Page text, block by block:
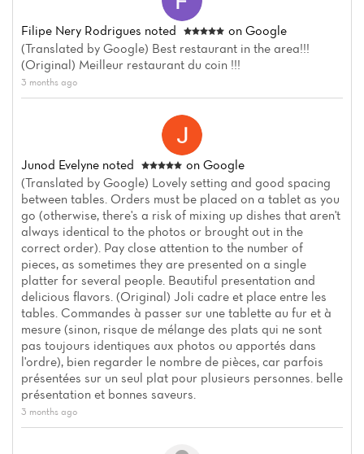
Filipe Nery Rodrigues noted
on Google
(Translated by Google) Best restaurant in the area!!!
(Original) Meilleur restaurant du coin !!!
3 months ago
Junod Evelyne noted
on Google
(Translated by Google) Lovely setting and good spacing
between tables. Orders must be placed on a tablet as you
go (otherwise, there's a risk of mixing up dishes that aren't
always identical to the photos or brought out in the
correct order). Pay close attention to the number of
pieces, as sometimes they are presented on a single
platter for several people. Beautiful presentation and
delicious flavors. (Original) Joli cadre et place entre les
tables. Commandes à passer sur une tablette au fur et à
mesure (sinon, risque de mélange des plats qui ne sont
pas toujours identiques aux photos ou apportés dans
l'ordre), bien regarder le nombre de pièces, car parfois
présentées sur un seul plat pour plusieurs personnes. belle
présentation et bonnes saveurs.
3 months ago